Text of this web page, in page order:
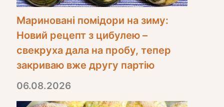
Мариновані помідори на зиму:
Новий рецепт з цибулею –
свекруха дала на пробу, тепер
закриваю вже другу партію
06.08.2026